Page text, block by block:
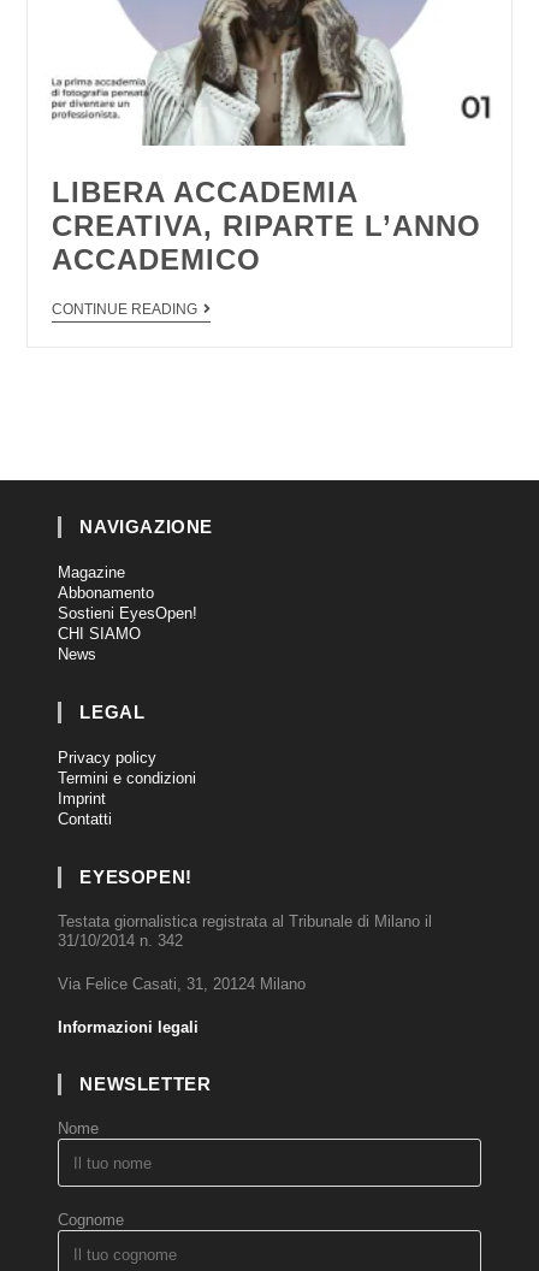
LIBERA ACCADEMIA
CREATIVA, RIPARTE L’ANNO
ACCADEMICO
CONTINUE READING
NAVIGAZIONE
Magazine
Abbonamento
Sostieni EyesOpen!
CHI SIAMO
News
LEGAL
Privacy policy
Termini e condizioni
Imprint
Contatti
EYESOPEN!
Testata giornalistica registrata al Tribunale di Milano il
31/10/2014 n. 342
Via Felice Casati, 31, 20124 Milano
Informazioni legali
NEWSLETTER
Nome
Cognome